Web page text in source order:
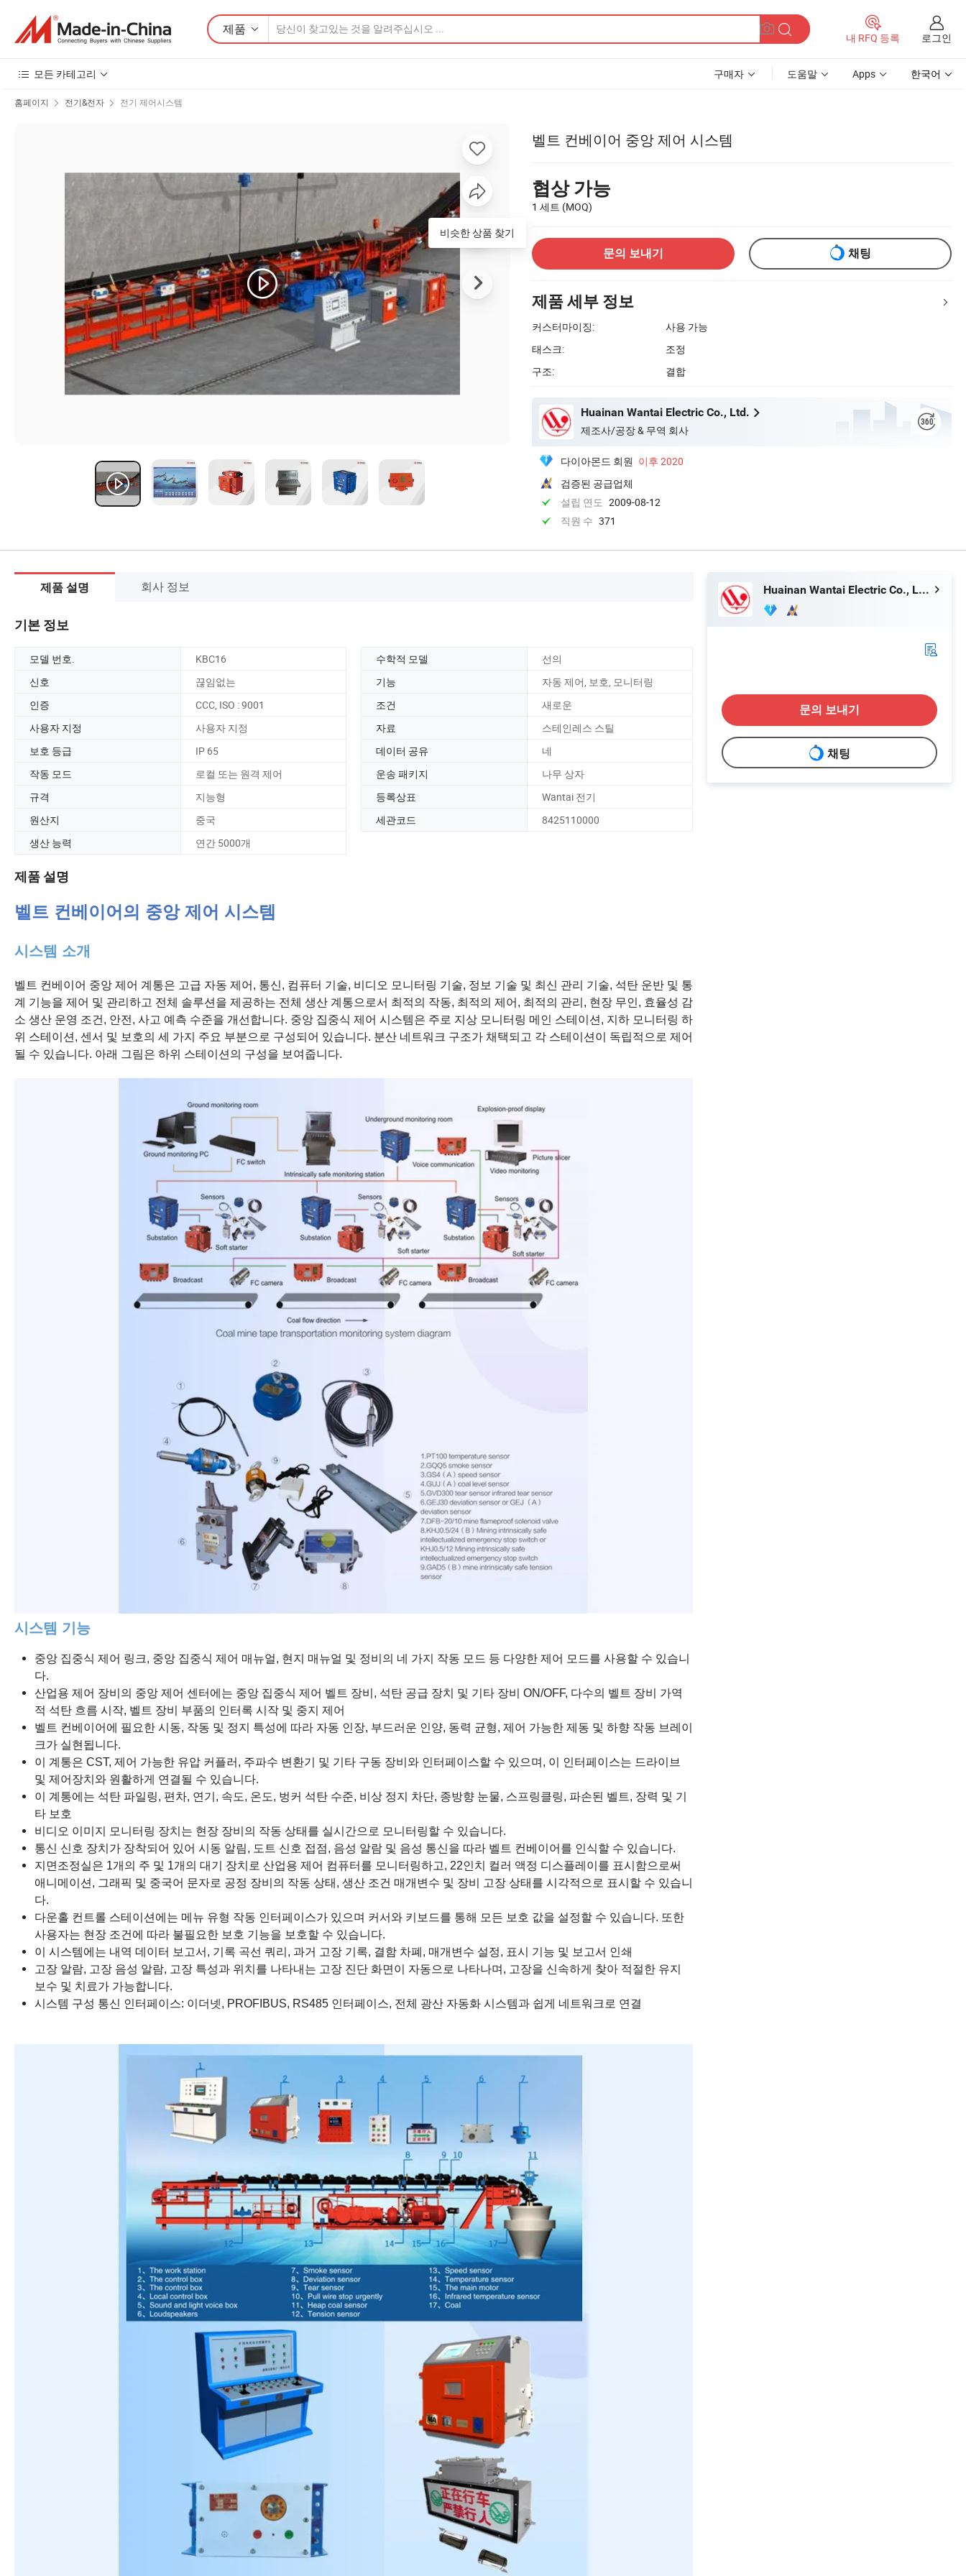
제품
내 RFQ 등록 로그인
모든 카테고리 구매자 도움말 Apps 한국어
홈페이지 전기&전자 전기 제어시스템
벨트 컨베이어 중앙 제어 시스템
협상 가능
1 세트 (MOQ)
문의 보내기 채팅
제품 세부 정보
커스터마이징:
사용 가능
태스크:
조정
구조:
결합
Huainan Wantai Electric Co., Ltd.
제조사/공장 & 무역 회사
다이아몬드 회원 이후 2020
검증된 공급업체
설립 연도 2009-08-12
직원 수 371
비슷한 상품 찾기
제품 설명 회사 정보
기본 정보
모델 번호. KBC16 수학적 모델
선의
신호
끊임없는 기능
자동 제어, 보호, 모니터링
인증
CCC, ISO : 9001 조건
새로운
사용자 지정
사용자 지정 자료
스테인레스 스틸
보호 등급
IP 65 데이터 공유
네
작동 모드
로컬 또는 원격 제어 운송 패키지
나무 상자
규격
지능형 등록상표
Wantai 전기
원산지
중국 세관코드
8425110000
생산 능력
연간 5000개
제품 설명
벨트 컨베이어의 중앙 제어 시스템
시스템 소개
벨트 컨베이어 중앙 제어 계통은 고급 자동 제어, 통신, 컴퓨터 기술, 비디오 모니터링 기술, 정보 기술 및 최신 관리 기술, 석탄 운반 및 통
계 기능을 제어 및 관리하고 전체 솔루션을 제공하는 전체 생산 계통으로서 최적의 작동, 최적의 제어, 최적의 관리, 현장 무인, 효율성 감
소 생산 운영 조건, 안전, 사고 예측 수준을 개선합니다. 중앙 집중식 제어 시스템은 주로 지상 모니터링 메인 스테이션, 지하 모니터링 하
위 스테이션, 센서 및 보호의 세 가지 주요 부분으로 구성되어 있습니다. 분산 네트워크 구조가 채택되고 각 스테이션이 독립적으로 제어
될 수 있습니다. 아래 그림은 하위 스테이션의 구성을 보여줍니다.
시스템 기능
중앙 집중식 제어 링크, 중앙 집중식 제어 매뉴얼, 현지 매뉴얼 및 정비의 네 가지 작동 모드 등 다양한 제어 모드를 사용할 수 있습니
다.
산업용 제어 장비의 중앙 제어 센터에는 중앙 집중식 제어 벨트 장비, 석탄 공급 장치 및 기타 장비 ON/OFF, 다수의 벨트 장비 가역
적 석탄 흐름 시작, 벨트 장비 부품의 인터록 시작 및 중지 제어
벨트 컨베이어에 필요한 시동, 작동 및 정지 특성에 따라 자동 인장, 부드러운 인양, 동력 균형, 제어 가능한 제동 및 하향 작동 브레이
크가 실현됩니다.
이 계통은 CST, 제어 가능한 유압 커플러, 주파수 변환기 및 기타 구동 장비와 인터페이스할 수 있으며, 이 인터페이스는 드라이브
및 제어장치와 원활하게 연결될 수 있습니다.
이 계통에는 석탄 파일링, 편차, 연기, 속도, 온도, 벙커 석탄 수준, 비상 정지 차단, 종방향 눈물, 스프링클링, 파손된 벨트, 장력 및 기
타 보호
비디오 이미지 모니터링 장치는 현장 장비의 작동 상태를 실시간으로 모니터링할 수 있습니다.
통신 신호 장치가 장착되어 있어 시동 알림, 도트 신호 접점, 음성 알람 및 음성 통신을 따라 벨트 컨베이어를 인식할 수 있습니다.
지면조정실은 1개의 주 및 1개의 대기 장치로 산업용 제어 컴퓨터를 모니터링하고, 22인치 컬러 액정 디스플레이를 표시함으로써
애니메이션, 그래픽 및 중국어 문자로 공정 장비의 작동 상태, 생산 조건 매개변수 및 장비 고장 상태를 시각적으로 표시할 수 있습니
다.
다운홀 컨트롤 스테이션에는 메뉴 유형 작동 인터페이스가 있으며 커서와 키보드를 통해 모든 보호 값을 설정할 수 있습니다. 또한
사용자는 현장 조건에 따라 불필요한 보호 기능을 보호할 수 있습니다.
이 시스템에는 내역 데이터 보고서, 기록 곡선 쿼리, 과거 고장 기록, 결함 차폐, 매개변수 설정, 표시 기능 및 보고서 인쇄
고장 알람, 고장 음성 알람, 고장 특성과 위치를 나타내는 고장 진단 화면이 자동으로 나타나며, 고장을 신속하게 찾아 적절한 유지
보수 및 치료가 가능합니다.
시스템 구성 통신 인터페이스: 이더넷, PROFIBUS, RS485 인터페이스, 전체 광산 자동화 시스템과 쉽게 네트워크로 연결
Huainan Wantai Electric Co., Ltd.
문의 보내기
채팅